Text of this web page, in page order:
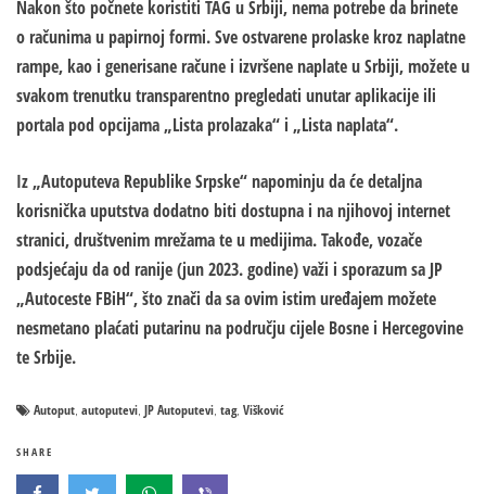
Nakon što počnete koristiti TAG u Srbiji, nema potrebe da brinete
o računima u papirnoj formi. Sve ostvarene prolaske kroz naplatne
rampe, kao i generisane račune i izvršene naplate u Srbiji, možete u
svakom trenutku transparentno pregledati unutar aplikacije ili
portala pod opcijama „Lista prolazaka“ i „Lista naplata“.
Iz „Autoputeva Republike Srpske“ napominju da će detaljna
korisnička uputstva dodatno biti dostupna i na njihovoj internet
stranici, društvenim mrežama te u medijima. Takođe, vozače
podsjećaju da od ranije (jun 2023. godine) važi i sporazum sa JP
„Autoceste FBiH“, što znači da sa ovim istim uređajem možete
nesmetano plaćati putarinu na području cijele Bosne i Hercegovine
te Srbije.
Autoput, autoputevi, JP Autoputevi, tag, Višković
SHARE